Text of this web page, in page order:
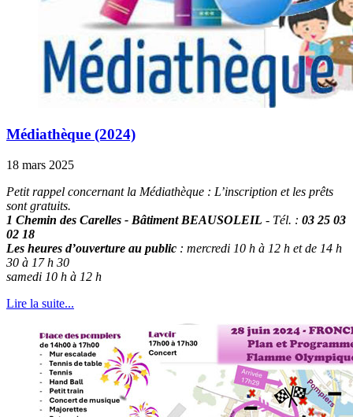
Médiathèque (2024)
18 mars 2025
Petit rappel concernant la Médiathèque : L’inscription et les prêts
sont gratuits.
1 Chemin des Carelles - Bâtiment BEAUSOLEIL - Tél. : 03 25 03
02 18
Les heures d’ouverture au public : mercredi 10 h à 12 h et de 14 h
30 à 17 h 30
samedi 10 h à 12 h
Lire la suite...